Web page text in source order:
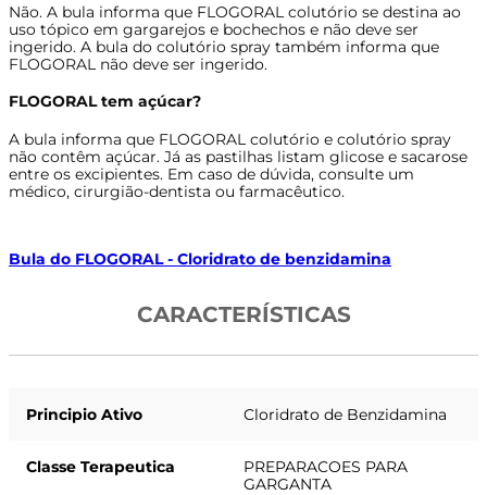
Não. A bula informa que FLOGORAL colutório se destina ao
uso tópico em gargarejos e bochechos e não deve ser
ingerido. A bula do colutório spray também informa que
FLOGORAL não deve ser ingerido.
FLOGORAL tem açúcar?
A bula informa que FLOGORAL colutório e colutório spray
não contêm açúcar. Já as pastilhas listam glicose e sacarose
entre os excipientes. Em caso de dúvida, consulte um
médico, cirurgião-dentista ou farmacêutico.
Bula do FLOGORAL - Cloridrato de benzidamina
CARACTERÍSTICAS
Principio Ativo Cloridrato de Benzidamina
Classe Terapeutica
PREPARACOES PARA
GARGANTA